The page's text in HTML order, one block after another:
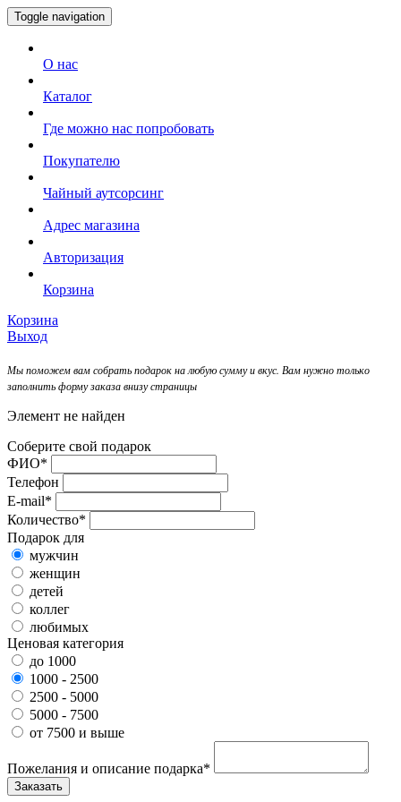
Toggle navigation
О нас
Каталог
Где можно нас попробовать
Покупателю
Чайный аутсорсинг
Адрес магазина
Авторизация
Корзина
Корзина
Выход
Мы поможем вам собрать подарок на любую сумму и вкус. Вам нужно только
заполнить форму заказа внизу страницы
Элемент не найден
Соберите свой подарок
ФИО*
Телефон
E-mail*
Количество*
Подарок для
мужчин
женщин
детей
коллег
любимых
Ценовая категория
до 1000
1000 - 2500
2500 - 5000
5000 - 7500
от 7500 и выше
Пожелания и описание подарка*